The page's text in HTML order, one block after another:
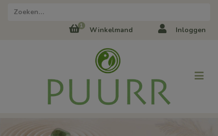
1 Winkelmand Inloggen